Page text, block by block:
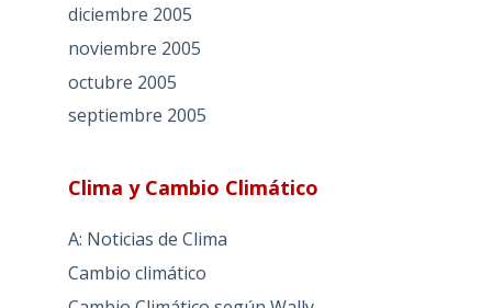
diciembre 2005
noviembre 2005
octubre 2005
septiembre 2005
Clima y Cambio Climático
A: Noticias de Clima
Cambio climático